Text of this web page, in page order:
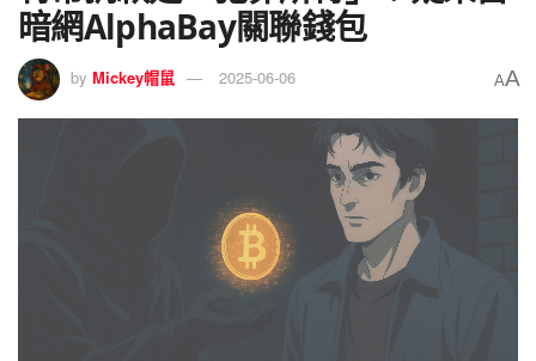
暗網AlphaBay關聯錢包
by Mickey帽鼠 2025-06-06 AA